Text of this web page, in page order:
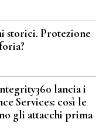
storici. Protezione
lancia i
Services: così le
gli attacchi prima